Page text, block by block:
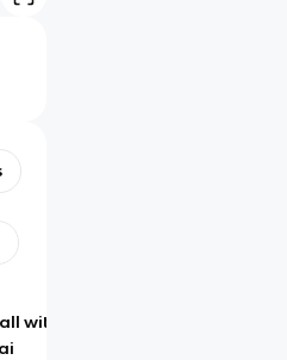
with